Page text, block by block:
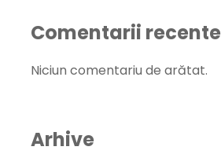
Comentarii recente
Niciun comentariu de arătat.
Arhive